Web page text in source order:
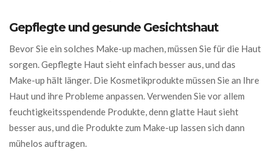
Gepflegte und gesunde Gesichtshaut
Bevor Sie ein solches Make-up machen, müssen Sie für die Haut
sorgen. Gepflegte Haut sieht einfach besser aus, und das
Make-up hält länger. Die Kosmetikprodukte müssen Sie an Ihre
Haut und ihre Probleme anpassen. Verwenden Sie vor allem
feuchtigkeitsspendende Produkte, denn glatte Haut sieht
besser aus, und die Produkte zum Make-up lassen sich dann
mühelos auftragen.